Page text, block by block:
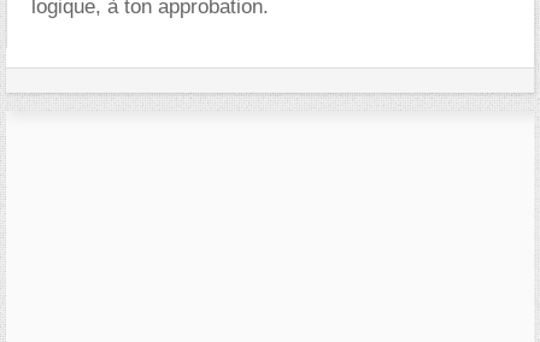
logique, à ton approbation.